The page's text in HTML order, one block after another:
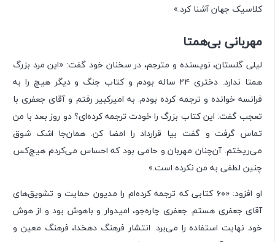
کلاسیک جهان آشنا کرد.»
مهربانی بی‌همتا
لیلی گلستان، نویسنده و مترجم، در سخنان خود گفت: «این مرد بزرگ
همتا ندارد. دختری ۲۴ ساله بودم و کتاب جنگ و دیگر هیچ را به
فرانسه خوانده و ترجمه کرده بودم. به امیرکبیر رفتم و آقای جعفری با
تعجب گفت: این کتاب بزرگ را خودت ترجمه کرده‌ای؟ دو روز بعد با من
تماس گرفت و گفت بیا قرارداد را امضا کن. همان‌جا اشک شوق
می‌ریختم. آن‌چنان مهربان و حامی بود که احساس می‌کردم هیچ‌کس
چنین لطفی به من نکرده است.»
او افزود: «۶۰ کتابی که ترجمه کرده‌ام را مدیون حمایت و تشویق‌های
آقای جعفری هستم. جعفری چاره‌جو، امیدوار و باهوش بود و از هوش
خود نهایت استفاده را می‌برد. انتشار فرهنگ دهخدا، فرهنگ معین و